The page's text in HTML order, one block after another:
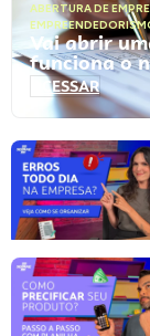
ABERTURA DE
Vai abrir
funciona o
ACESSAR